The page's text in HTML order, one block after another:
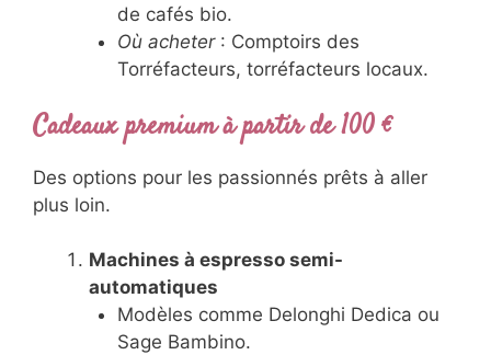
de cafés bio.
Où acheter: Comptoirs des
Torréfacteurs, torréfacteurs locaux.
Cadeaux premium à partir de 100 €
Des options pour les passionnés prêts à aller
plus loin.
Machines à espresso semi-
automatiques
Modèles comme Delonghi Dedica ou
Sage Bambino.